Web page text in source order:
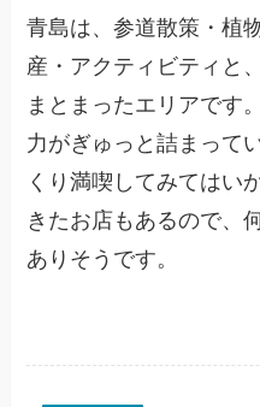
青島は、参道散策・植
産・アクティビティと
まとまったエリアです
力がぎゅっと詰まって
くり満喫してみてはい
きたお店もあるので、
ありそうです。